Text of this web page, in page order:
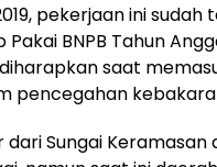
pekerjaan ini
BNPB Tahun
saat
pencegahan
dari Sungai